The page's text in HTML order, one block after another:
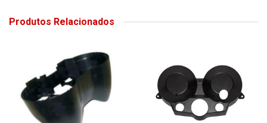
Produtos Relacionados